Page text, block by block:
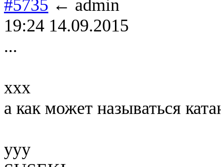
#5735 ← admin
19:24 14.09.2015
...
xxx
а как может называться
yyy